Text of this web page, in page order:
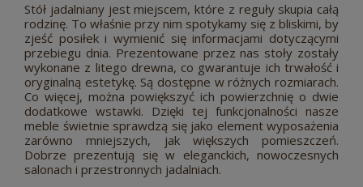
Stół jadalniany jest miejscem, które z reguły skupia całą
rodzinę. To właśnie przy nim spotykamy się z bliskimi, by
zjeść posiłek i wymienić się informacjami dotyczącymi
przebiegu dnia. Prezentowane przez nas stoły zostały
wykonane z litego drewna, co gwarantuje ich trwałość i
oryginalną estetykę. Są dostępne w różnych rozmiarach.
Co więcej, można powiększyć ich powierzchnię o dwie
dodatkowe wstawki. Dzięki tej funkcjonalności nasze
meble świetnie sprawdzą się jako element wyposażenia
zarówno mniejszych, jak większych pomieszczeń.
Dobrze prezentują się w eleganckich, nowoczesnych
salonach i przestronnych jadalniach.